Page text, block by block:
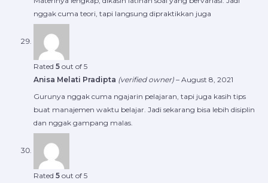
nggak cuma teori, tapi langsung dipraktikkan juga
Rated 5 out of 5
Anisa Melati Pradipta (verified owner) – August 8, 2021
Gurunya nggak cuma ngajarin pelajaran, tapi juga kasih tips
buat manajemen waktu belajar. Jadi sekarang bisa lebih disiplin
dan nggak gampang malas.
Rated 5 out of 5